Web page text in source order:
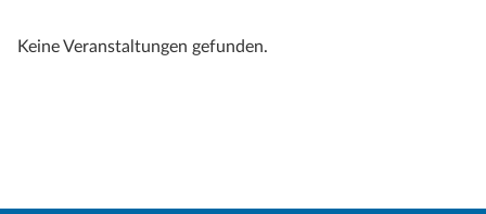
Keine Veranstaltungen gefunden.